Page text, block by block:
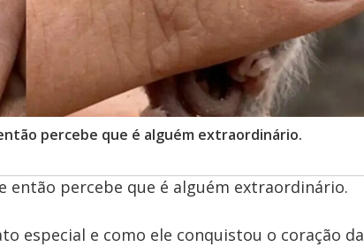
percebe que é alguém extraordinário.
então percebe que é alguém extraordinário.
especial e como ele conquistou o coração da